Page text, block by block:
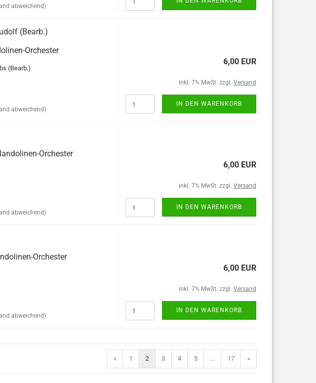
abweichend)
(Bearb.)
Orchester
(Bearb.)
abweichend)
6,00 EUR
inkl. 7% MwSt. zzgl. Versand
IN DEN WARENKORB
Orchester
abweichend)
6,00 EUR
inkl. 7% MwSt. zzgl. Versand
IN DEN WARENKORB
Orchester
abweichend)
6,00 EUR
inkl. 7% MwSt. zzgl. Versand
IN DEN WARENKORB
« 1 2 3 4 5 ... 17 »